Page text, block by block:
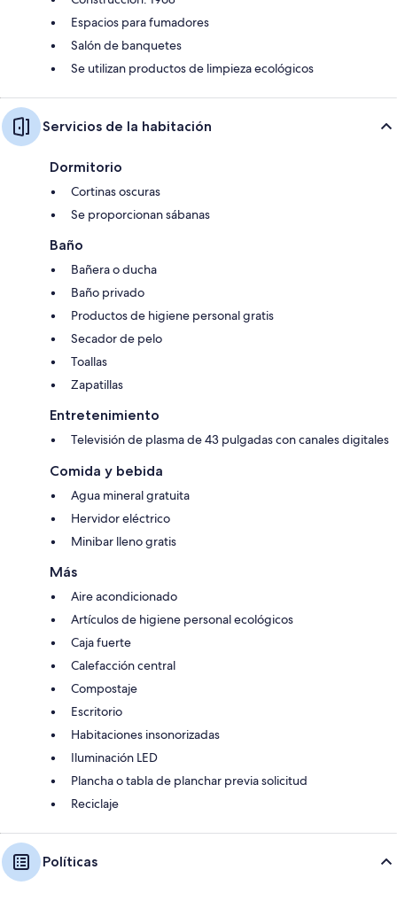
Espacios para fumadores
Salón de banquetes
Se utilizan productos de limpieza ecológicos
Servicios de la habitación
Dormitorio
Cortinas oscuras
Se proporcionan sábanas
Baño
Bañera o ducha
Baño privado
Productos de higiene personal gratis
Secador de pelo
Toallas
Zapatillas
Entretenimiento
Televisión de plasma de 43 pulgadas con canales digitales
Comida y bebida
Agua mineral gratuita
Hervidor eléctrico
Minibar lleno gratis
Más
Aire acondicionado
Artículos de higiene personal ecológicos
Caja fuerte
Calefacción central
Compostaje
Escritorio
Habitaciones insonorizadas
Iluminación LED
Plancha o tabla de planchar previa solicitud
Reciclaje
Políticas